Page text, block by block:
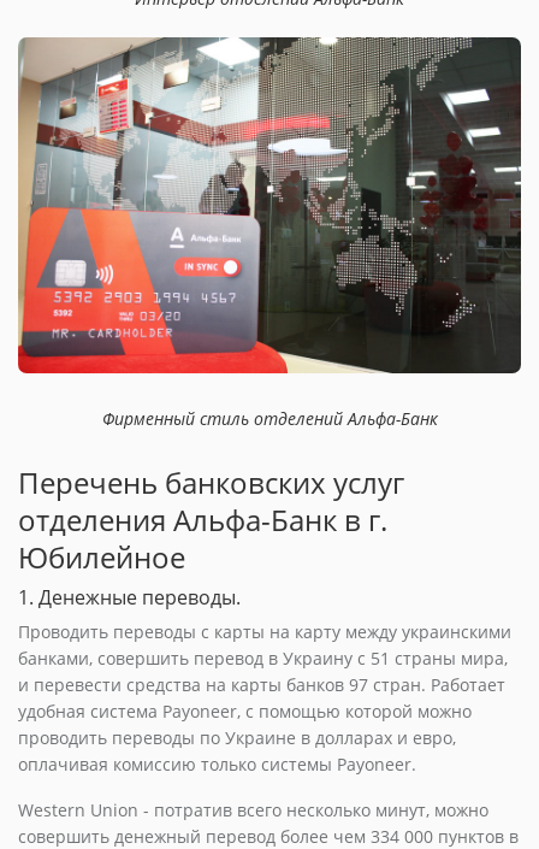
Фирменный стиль отделений Альфа-Банк
Перечень банковских услуг
отделения Альфа-Банк в г.
Юбилейное
1. Денежные переводы.
Проводить переводы с карты на карту между украинскими
банками, совершить перевод в Украину с 51 страны мира,
и перевести средства на карты банков 97 стран. Работает
удобная система Payoneer, с помощью которой можно
проводить переводы по Украине в долларах и евро,
оплачивая комиссию только системы Payoneer.
Western Union - потратив всего несколько минут, можно
совершить денежный перевод более чем 334 000 пунктов в